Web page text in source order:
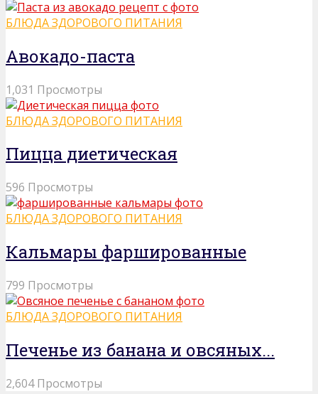
БЛЮДА ЗДОРОВОГО ПИТАНИЯ
Авокадо-паста
1,031 Просмотры
БЛЮДА ЗДОРОВОГО ПИТАНИЯ
Пицца диетическая
596 Просмотры
БЛЮДА ЗДОРОВОГО ПИТАНИЯ
Кальмары фаршированные
799 Просмотры
БЛЮДА ЗДОРОВОГО ПИТАНИЯ
Печенье из банана и овсяных...
2,604 Просмотры